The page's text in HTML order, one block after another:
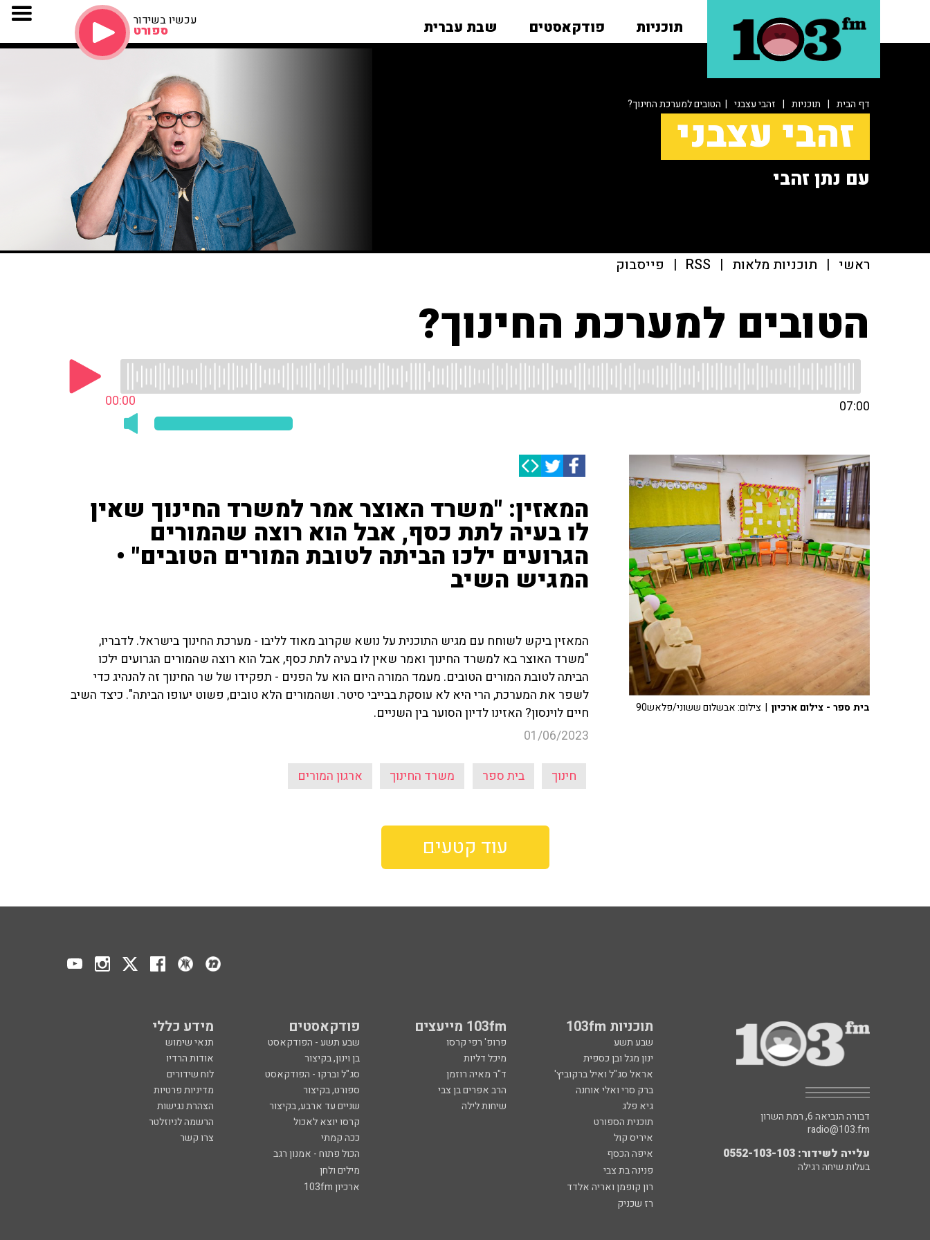
תוכניות פודקאסטים שבת עברית עכשיו בשידור
ספורט
דף הבית | תוכניות | זהבי עצבני | הטובים למערכת החינוך?
זהבי עצבני
עם נתן זהבי
ראשי | תוכניות מלאות |
RSS
| פייסבוק
הטובים למערכת החינוך?
00:00 07:00
המאזין: "משרד האוצר אמר למשרד החינוך שאין
לו בעיה לתת כסף, אבל הוא רוצה שהמורים
הגרועים ילכו הביתה לטובת המורים הטובים" •
המגיש השיב
המאזין ביקש לשוחח עם מגיש התוכנית על נושא שקרוב מאוד לליבו - מערכת החינוך בישראל. לדבריו,
"משרד האוצר בא למשרד החינוך ואמר שאין לו בעיה לתת כסף, אבל הוא רוצה שהמורים הגרועים ילכו
הביתה לטובת המורים הטובים. מעמד המורה היום הוא על הפנים - תפקידו של שר החינוך זה להנהיג כדי
לשפר את המערכת, הרי היא לא עוסקת בבייבי סיטר. ושהמורים הלא טובים, פשוט יעופו הביתה". כיצד השיב
חיים לוינסון? האזינו לדיון הסוער בין השניים.
01/06/2023
חינוך בית ספר משרד החינוך ארגון המורים
בית ספר - צילום ארכיון | צילום: אבשלום ששוני/פלאש90
עוד קטעים
תוכניות 103fm 103fm מייעצים פודקאסטים מידע כללי
שבע תשע פרופ' רפי קרסו שבע תשע - הפודקאסט
תנאי שימוש
ינון מגל ובן כספית
מיכל דליות בן וינון, בקיצור
אודות הרדיו
אראל סג"ל ואיל ברקוביץ'
ד"ר מאיה רוזמן סג"ל וברקו - הפודקאסט
לוח שידורים
ברק סרי ואלי אוחנה
הרב אפרים בן צבי ספורט, בקיצור
מדיניות פרטיות
גיא פלג
שיחות לילה שניים עד ארבע, בקיצור
הצהרת נגישות
תוכנית הספורט
קרסו יוצא לאכול
הרשמה לניוזלטר
איריס קול
ככה קמתי
צרו קשר
איפה הכסף
הכול פתוח - אמנון רגב
פנינה בת צבי
מילים ולחן
רון קופמן ואריה אלדד
ארכיון 103fm
רז שכניק
דבורה הנביאה 6, רמת השרון
radio@103.fm
עלייה לשידור: 0552-103-103
בעלות שיחה רגילה